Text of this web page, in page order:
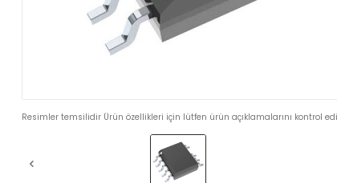
Resimler temsilidir Ürün özellikleri için lütfen ürün açıklamalarını kontrol